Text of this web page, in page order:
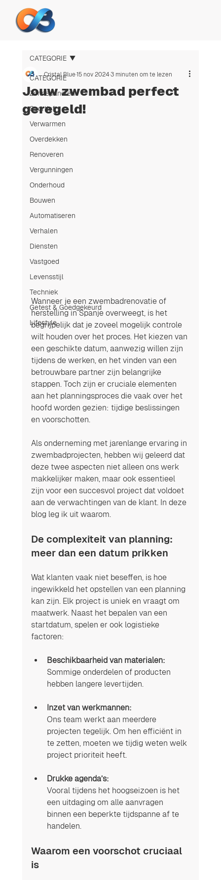
CATEGORIE
Zonnepanelen
Sportief
Verwarmen
Overdekken
Renoveren
Vergunningen
Onderhoud
Bouwen
Automatiseren
Verhalen
Diensten
Vastgoed
Levensstijl
Techniek
Getest & Goedgekeurd
Lifestyle
CATEGORIE
Jouw zwembad perfect
geregeld!
Cristal Blue15 nov 20243 minuten om te lezen
Wanneer je een zwembadrenovatie of
herstelling in Spanje overweegt, is het
begrijpelijk dat je zoveel mogelijk controle
wilt houden over het proces. Het kiezen van
een geschikte datum, aanwezig willen zijn
tijdens de werken, en het vinden van een
betrouwbare partner zijn belangrijke
stappen. Toch zijn er cruciale elementen
aan het planningsproces die vaak over het
hoofd worden gezien: tijdige beslissingen
en voorschotten.
Als onderneming met jarenlange ervaring in
zwembadprojecten, hebben wij geleerd dat
deze twee aspecten niet alleen ons werk
makkelijker maken, maar ook essentieel
zijn voor een succesvol project dat voldoet
aan de verwachtingen van de klant. In deze
blog leg ik uit waarom.
De complexiteit van planning:
meer dan een datum prikken
Wat klanten vaak niet beseffen, is hoe
ingewikkeld het opstellen van een planning
kan zijn. Elk project is uniek en vraagt om
maatwerk. Naast het bepalen van een
startdatum, spelen er ook logistieke
factoren:
Beschikbaarheid van materialen:
Sommige onderdelen of producten
hebben langere levertijden.
Inzet van werkmannen:
Ons team werkt aan meerdere
projecten tegelijk. Om hen efficiënt in
te zetten, moeten we tijdig weten welk
project prioriteit heeft.
Drukke agenda’s:
Vooral tijdens het hoogseizoen is het
een uitdaging om alle aanvragen
binnen een beperkte tijdspanne af te
handelen.
Waarom een voorschot cruciaal
is